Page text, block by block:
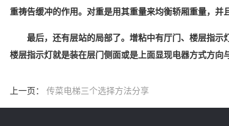
重祷告缓冲的作用。对重是用其重量来均衡轿厢重量，并
最后，还有层站的局部了。增粘中有厅门、楼层指示
楼层指示灯就是装在层门侧面或是上面显现电器方式方向
上一页： 传菜电梯三个选择方法分享